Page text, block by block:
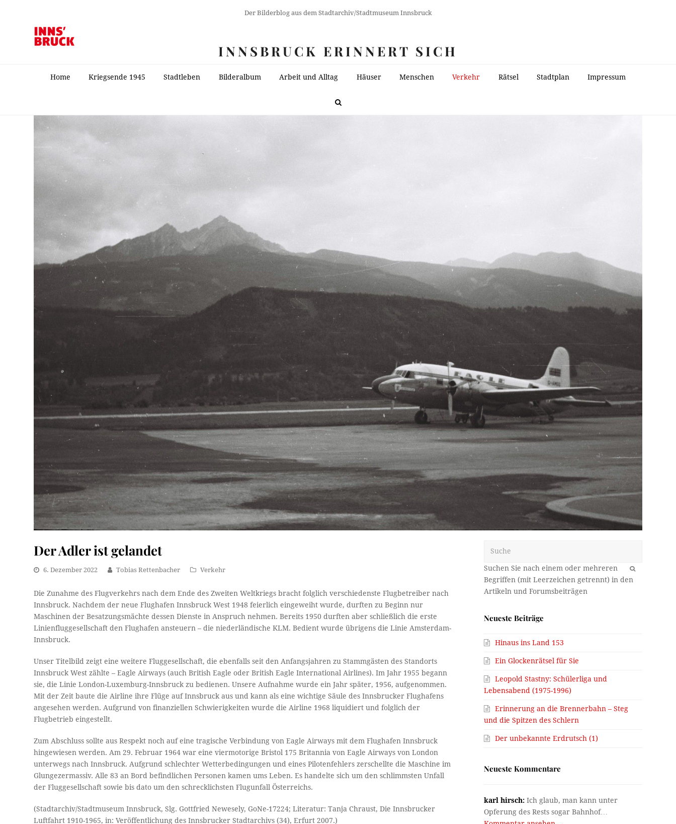
Der Bilderblog aus dem Stadtarchiv/Stadtmuseum Innsbruck
INNSBRUCK ERINNERT SICH
Home Kriegsende 1945 Stadtleben Bilderalbum Arbeit und Alltag Häuser Menschen Verkehr Rätsel Stadtplan Impressum
Der Adler ist gelandet
6. Dezember 2022 Tobias Rettenbacher Verkehr
Die Zunahme des Flugverkehrs nach dem Ende des Zweiten Weltkriegs bracht folglich verschiedenste Flugbetreiber nach
Innsbruck. Nachdem der neue Flughafen Innsbruck West 1948 feierlich eingeweiht wurde, durften zu Beginn nur
Maschinen der Besatzungsmächte dessen Dienste in Anspruch nehmen. Bereits 1950 durften aber schließlich die erste
Linienfluggesellschaft den Flughafen ansteuern – die niederländische KLM. Bedient wurde übrigens die Linie Amsterdam-
Innsbruck.
Unser Titelbild zeigt eine weitere Fluggesellschaft, die ebenfalls seit den Anfangsjahren zu Stammgästen des Standorts
Innsbruck West zählte – Eagle Airways (auch British Eagle oder British Eagle International Airlines). Im Jahr 1955 begann
sie, die Linie London-Luxemburg-Innsbruck zu bedienen. Unsere Aufnahme wurde ein Jahr später, 1956, aufgenommen.
Mit der Zeit baute die Airline ihre Flüge auf Innsbruck aus und kann als eine wichtige Säule des Innsbrucker Flughafens
angesehen werden. Aufgrund von finanziellen Schwierigkeiten wurde die Airline 1968 liquidiert und folglich der
Flugbetrieb eingestellt.
Zum Abschluss sollte aus Respekt noch auf eine tragische Verbindung von Eagle Airways mit dem Flughafen Innsbruck
hingewiesen werden. Am 29. Februar 1964 war eine viermotorige Bristol 175 Britannia von Eagle Airways von London
unterwegs nach Innsbruck. Aufgrund schlechter Wetterbedingungen und eines Pilotenfehlers zerschellte die Maschine im
Glungezermassiv. Alle 83 an Bord befindlichen Personen kamen ums Leben. Es handelte sich um den schlimmsten Unfall
der Fluggesellschaft sowie bis dato um den schrecklichsten Flugunfall Österreichs.
(Stadtarchiv/Stadtmuseum Innsbruck, Slg. Gottfried Newesely, GoNe-17224; Literatur: Tanja Chraust, Die Innsbrucker
Luftfahrt 1910-1965, in: Veröffentlichung des Innsbrucker Stadtarchivs (34), Erfurt 2007.)
OK
Neueste Beiträge
Hinaus ins Land 153
Ein Glockenrätsel für Sie
Leopold Stastny: Schülerliga und
Lebensabend (1975-1996)
Erinnerung an die Brennerbahn – Steg
und die Spitzen des Schlern
Der unbekannte Erdrutsch (1)
Neueste Kommentare
karl hirsch: Ich glaub, man kann unter
Opferung des Rests sogar Bahnhof…